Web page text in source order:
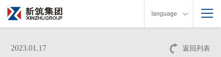
language
返回列表
2023.01.17